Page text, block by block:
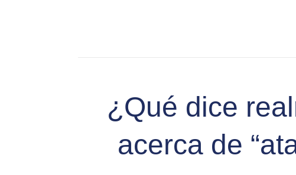
¿Qué dice
acerca de